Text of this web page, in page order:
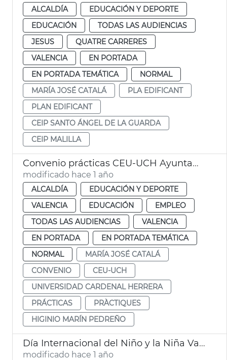
ALCALDÍA
EDUCACIÓN Y DEPORTE
EDUCACIÓN
TODAS LAS AUDIENCIAS
JESUS
QUATRE CARRERES
VALENCIA
EN PORTADA
EN PORTADA TEMÁTICA
NORMAL
MARÍA JOSÉ CATALÁ
PLA EDIFICANT
PLAN EDIFICANT
CEIP SANTO ÁNGEL DE LA GUARDA
CEIP MALILLA
Convenio prácticas CEU-UCH Ayuntamiento València
modificado hace 1 año
ALCALDÍA
EDUCACIÓN Y DEPORTE
VALENCIA
EDUCACIÓN
EMPLEO
TODAS LAS AUDIENCIAS
VALENCIA
EN PORTADA
EN PORTADA TEMÁTICA
NORMAL
MARÍA JOSÉ CATALÁ
CONVENIO
CEU-UCH
UNIVERSIDAD CARDENAL HERRERA
PRÁCTICAS
PRÀCTIQUES
HIGINIO MARÍN PEDREÑO
Día Internacional del Niño y la Niña Valéncia
modificado hace 1 año